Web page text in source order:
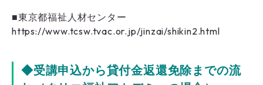
■東京都福祉人材センター
https://www.tcsw.tvac.or.jp/jinzai/shikin2.html
◆受講申込から貸付金返還免除までの流